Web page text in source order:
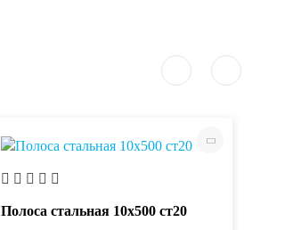
Полоса стальная 10х500 ст20